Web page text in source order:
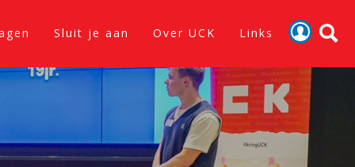
Sluit je aan Over UCK Links
Activiteiten
Nieuws
Verslagen